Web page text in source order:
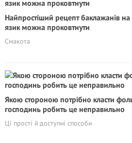
Найпростіший рецепт баклажанів
язик можна проковтнути
Смакота
Якою стороною потрібно класти
господинь робить це неправильно
Ці прості й доступні способи